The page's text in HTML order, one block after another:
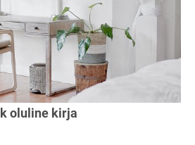
oluline kirja